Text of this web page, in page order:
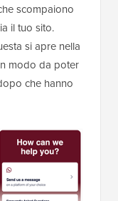
scompaiono
il tuo sito.
si apre nella
modo da poter
che hanno